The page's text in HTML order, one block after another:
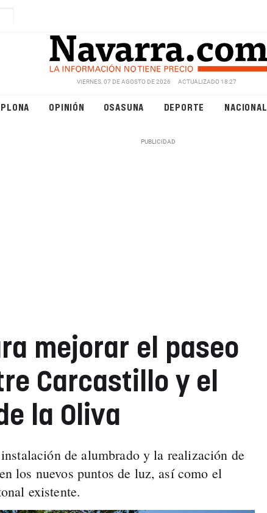
VIERNES, 07 DE AGOSTO DE 2026 ACTUALIZADO 18:27
OPINIÓN OSASUNA DEPORTE NACIONAL
mejorar el paseo
Carcastillo y el
la Oliva
de alumbrado y la realización de
los nuevos puntos de luz, así como el
existente.